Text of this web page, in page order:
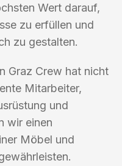
Wert darauf,
zu erfüllen und
zu gestalten.
Graz Crew hat nicht
Mitarbeiter,
und
wir einen
Möbel und